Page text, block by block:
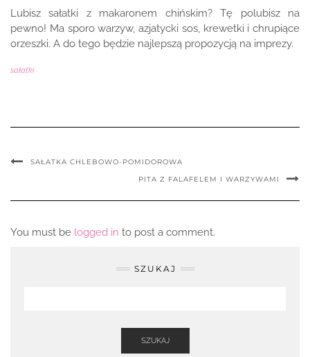
Lubisz sałatki z makaronem chińskim? Tę polubisz na
pewno! Ma sporo warzyw, azjatycki sos, krewetki i chrupiące
orzeszki. A do tego będzie najlepszą propozycją na imprezy.
sałatki
SAŁATKA CHLEBOWO-POMIDOROWA
PITA Z FALAFELEM I WARZYWAMI
You must be logged in to post a comment.
SZUKAJ
SZUKAJ